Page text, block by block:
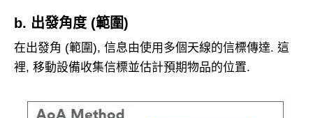
b. 出發角度 (範圍)
在出發角 (範圍), 信息由使用多個天線的信標傳達. 這
裡, 移動設備收集信標並估計預期物品的位置.